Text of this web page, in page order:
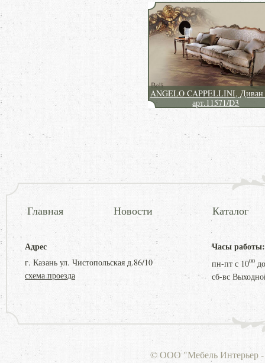
ANGELO CAPPELLINI,
арт.11571/D3
Главная Новости Каталог
Адрес
г. Казань ул. Чистопольская д.86/10
схема проезда
Часы работы:
пн-пт с 1000
сб-вс
© ООО "Мебель Интерьер -